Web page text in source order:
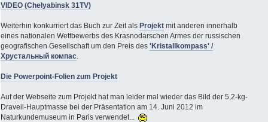
VIDEO (Chelyabinsk 31TV)
Weiterhin konkurriert das Buch zur Zeit als Projekt mit anderen innerhalb
eines nationalen Wettbewerbs des Krasnodarschen Armes der russischen
geografischen Gesellschaft um den Preis des 'Kristallkompass' /
Хрустальный компас
Die Powerpoint-Folien zum Projekt
Auf der Webseite zum Projekt hat man leider mal wieder das Bild der 5,2-kg-
Draveil-Hauptmasse bei der Präsentation am 14. Juni 2012 im
Naturkundemuseum in Paris verwendet...